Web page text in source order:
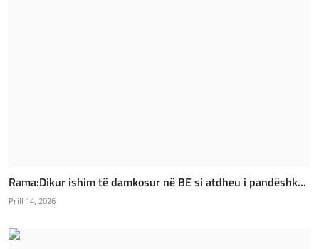
Rama:Dikur ishim të damkosur në BE si atdheu i pandëshk...
Prill 14, 2026